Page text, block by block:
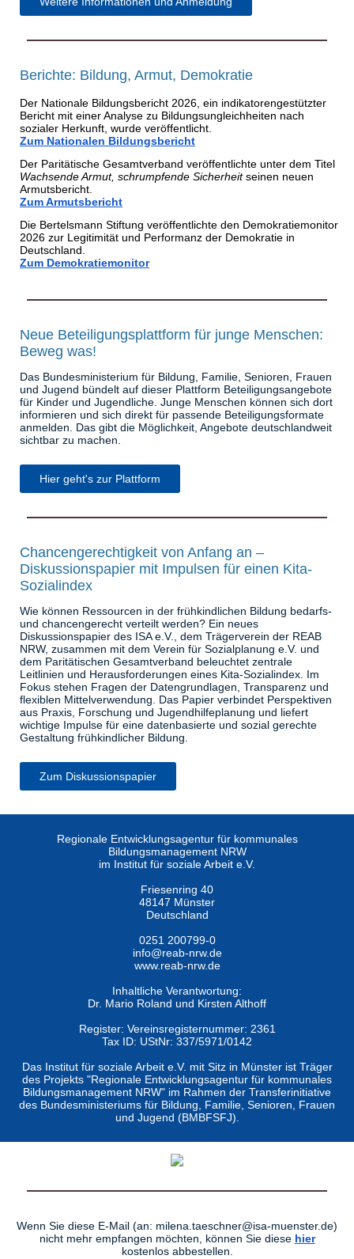
Berichte: Bildung, Armut, Demokratie
Der Nationale Bildungsbericht 2026, ein indikatorengestützter
Bericht mit einer Analyse zu Bildungsungleichheiten nach
sozialer Herkunft, wurde veröffentlicht.
Zum Nationalen Bildungsbericht
Der Paritätische Gesamtverband veröffentlichte unter dem Titel
Wachsende Armut, schrumpfende Sicherheitseinen neuen
Armutsbericht.
Zum Armutsbericht
Die Bertelsmann Stiftung veröffentlichte den Demokratiemonitor
2026 zur Legitimität und Performanz der Demokratie in
Deutschland.
Zum Demokratiemonitor
Neue Beteiligungsplattform für junge Menschen:
Beweg was!
Das Bundesministerium für Bildung, Familie, Senioren, Frauen
und Jugend bündelt auf dieser Plattform Beteiligungsangebote
für Kinder und Jugendliche. Junge Menschen können sich dort
informieren und sich direkt für passende Beteiligungsformate
anmelden. Das gibt die Möglichkeit, Angebote deutschlandweit
sichtbar zu machen.
Hier geht's zur Plattform
Chancengerechtigkeit von Anfang an –
Diskussionspapier mit Impulsen für einen Kita-
Sozialindex
Wie können Ressourcen in der frühkindlichen Bildung bedarfs-
und chancengerecht verteilt werden? Ein neues
Diskussionspapier des ISA e.V., dem Trägerverein der REAB
NRW, zusammen mit dem Verein für Sozialplanung e.V. und
dem Paritätischen Gesamtverband beleuchtet zentrale
Leitlinien und Herausforderungen eines Kita-Sozialindex. Im
Fokus stehen Fragen der Datengrundlagen, Transparenz und
flexiblen Mittelverwendung. Das Papier verbindet Perspektiven
aus Praxis, Forschung und Jugendhilfeplanung und liefert
wichtige Impulse für eine datenbasierte und sozial gerechte
Gestaltung frühkindlicher Bildung.
Zum Diskussionspapier
Regionale Entwicklungsagentur für kommunales
Bildungsmanagement NRW
im Institut für soziale Arbeit e.V.
Friesenring 40
48147 Münster
Deutschland
0251 200799-0
info@reab-nrw.de
www.reab-nrw.de
Inhaltliche Verantwortung:
Dr. Mario Roland und Kirsten Althoff
Register: Vereinsregisternummer: 2361
Tax ID: UStNr: 337/5971/0142
Das Institut für soziale Arbeit e.V. mit Sitz in Münster ist Träger
des Projekts "Regionale Entwicklungsagentur für kommunales
Bildungsmanagement NRW" im Rahmen der Transferinitiative
des Bundesministeriums für Bildung, Familie, Senioren, Frauen
und Jugend (BMBFSFJ).
Wenn Sie diese E-Mail (an: milena.taeschner@isa-muenster.de)
nicht mehr empfangen möchten, können Sie diese hier
kostenlos abbestellen.